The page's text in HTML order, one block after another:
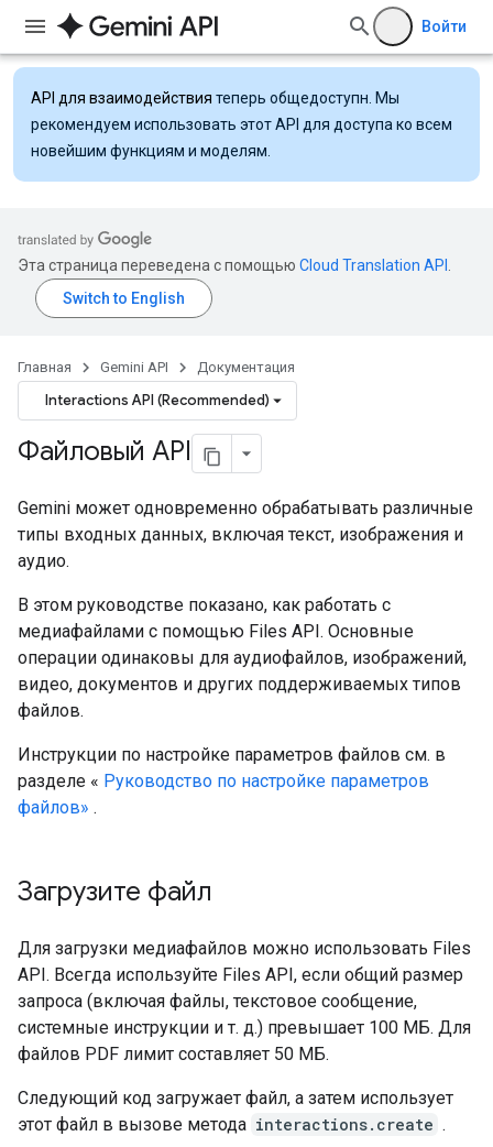
Войти
API для взаимодействия теперь общедоступн. Мы
рекомендуем использовать этот API для доступа ко всем
новейшим функциям и моделям.
Эта страница переведена с помощью Cloud Translation API
Главная Gemini API Документация
Interactions API (Recommended)
Файловый API
Gemini может одновременно обрабатывать различные
типы входных данных, включая текст, изображения и
аудио.
В этом руководстве показано, как работать с
медиафайлами с помощью Files API. Основные
операции одинаковы для аудиофайлов, изображений,
видео, документов и других поддерживаемых типов
файлов.
Инструкции по настройке параметров файлов см. в
разделе « Руководство по настройке параметров
файлов» .
Загрузите файл
Для загрузки медиафайлов можно использовать Files
API. Всегда используйте Files API, если общий размер
запроса (включая файлы, текстовое сообщение,
системные инструкции и т. д.) превышает 100 МБ. Для
файлов PDF лимит составляет 50 МБ.
Следующий код загружает файл, а затем использует
этот файл в вызове метода interactions.create .